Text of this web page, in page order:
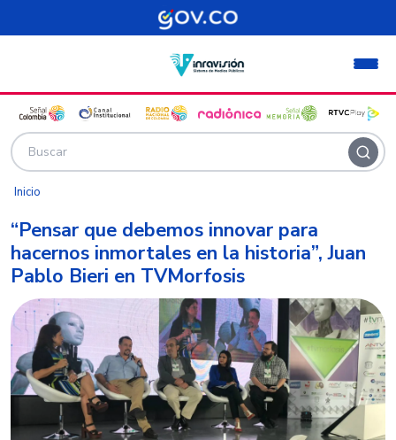
Pasar al contenido principal
Inicio
“Pensar que debemos innovar para
hacernos inmortales en la historia”, Juan
Pablo Bieri en TVMorfosis